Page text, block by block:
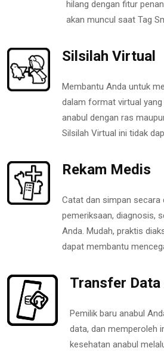
hilang dengan fitur
akan muncul saat Tag
Silsilah Virtual
Membantu Anda untuk
dalam format virtual
anabul dengan ras
Silsilah Virtual ini tidak
Rekam Medis
Catat dan simpan secara
pemeriksaan, diagnosis,
Anda. Mudah, praktis
dapat membantu
Transfer Data
Pemilik baru anabul
data, dan memperoleh
kesehatan anabul